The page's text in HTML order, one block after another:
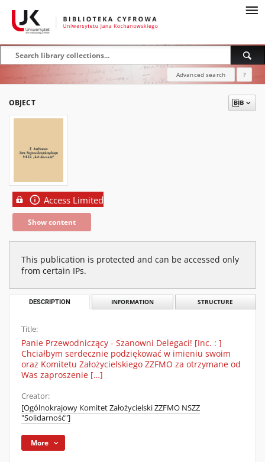
Advanced search ?
OBJECT
Access Limited
Show content
This publication is protected and can be accessed only
from certain IPs.
DESCRIPTION INFORMATION STRUCTURE
Title:
Panie Przewodniczący - Szanowni Delegaci! [Inc. : ]
Chciałbym serdecznie podziękować w imieniu swoim
oraz Komitetu Założycielskiego ZZFMO za otrzymane od
Was zaproszenie […]
Creator:
[Ogólnokrajowy Komitet Założycielski ZZFMO NSZZ
"Solidarność"]
More